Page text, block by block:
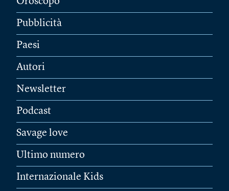
Pubblicità
Paesi
Autori
Newsletter
Podcast
Savage love
Ultimo numero
Internazionale Kids